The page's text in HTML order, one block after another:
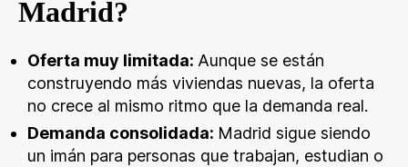
Madrid?
Oferta muy limitada: Aunque se están
construyendo más viviendas nuevas, la oferta
no crece al mismo ritmo que la demanda real.
Demanda consolidada: Madrid sigue siendo
un imán para personas que trabajan, estudian o